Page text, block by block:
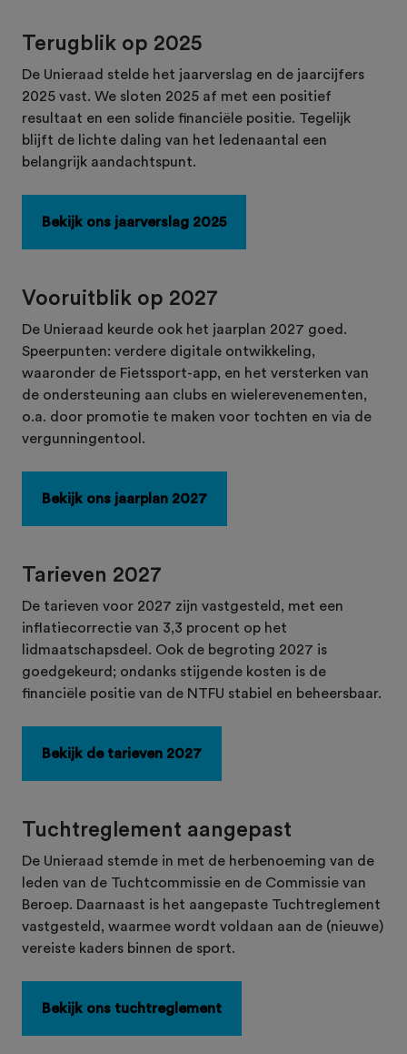
Terugblik op 2025
De Unieraad stelde het jaarverslag en de jaarcijfers
2025 vast. We sloten 2025 af met een positief
resultaat en een solide financiële positie. Tegelijk
blijft de lichte daling van het ledenaantal een
belangrijk aandachtspunt.
Bekijk ons jaarverslag 2025
Vooruitblik op 2027
De Unieraad keurde ook het jaarplan 2027 goed.
Speerpunten: verdere digitale ontwikkeling,
waaronder de Fietssport-app, en het versterken van
de ondersteuning aan clubs en wielerevenementen,
o.a. door promotie te maken voor tochten en via de
vergunningentool.
Bekijk ons jaarplan 2027
Tarieven 2027
De tarieven voor 2027 zijn vastgesteld, met een
inflatiecorrectie van 3,3 procent op het
lidmaatschapsdeel. Ook de begroting 2027 is
goedgekeurd; ondanks stijgende kosten is de
financiële positie van de NTFU stabiel en beheersbaar.
Bekijk de tarieven 2027
Tuchtreglement aangepast
De Unieraad stemde in met de herbenoeming van de
leden van de Tuchtcommissie en de Commissie van
Beroep. Daarnaast is het aangepaste Tuchtreglement
vastgesteld, waarmee wordt voldaan aan de (nieuwe)
vereiste kaders binnen de sport.
Bekijk ons tuchtreglement